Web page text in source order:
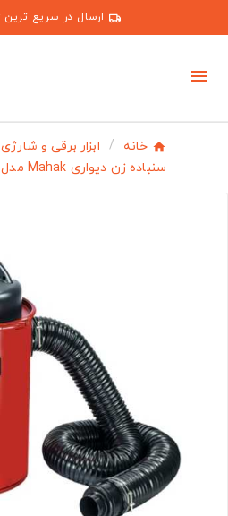
ارسال در سریع
خانه ابزار برقی و شارژی
سنباده زن دیواری Mahak مدل DWS-230D+DC-100